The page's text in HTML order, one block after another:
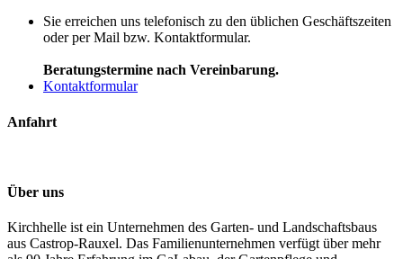
Sie erreichen uns telefonisch zu den üblichen Geschäftszeiten
oder per Mail bzw. Kontaktformular.
Beratungstermine nach Vereinbarung.
Kontaktformular
Anfahrt
Über uns
Kirchhelle ist ein Unternehmen des Garten- und Landschaftsbaus
aus Castrop-Rauxel. Das Familienunternehmen verfügt über mehr